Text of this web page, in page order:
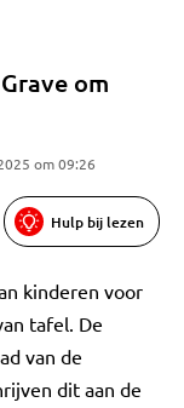
om
om 09:26
Hulp bij lezen
kinderen voor
tafel. De
van de
dit aan de